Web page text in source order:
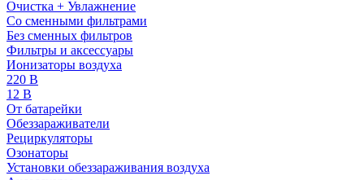
Очистка + Увлажнение
Cо сменными фильтрами
Без сменных фильтров
Фильтры и аксессуары
Ионизаторы воздуха
220 В
12 В
От батарейки
Обеззараживатели
Рециркуляторы
Озонаторы
Установки обеззараживания воздуха